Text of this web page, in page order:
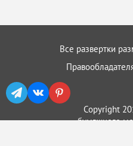
Все развертки
Copyright
бумажного